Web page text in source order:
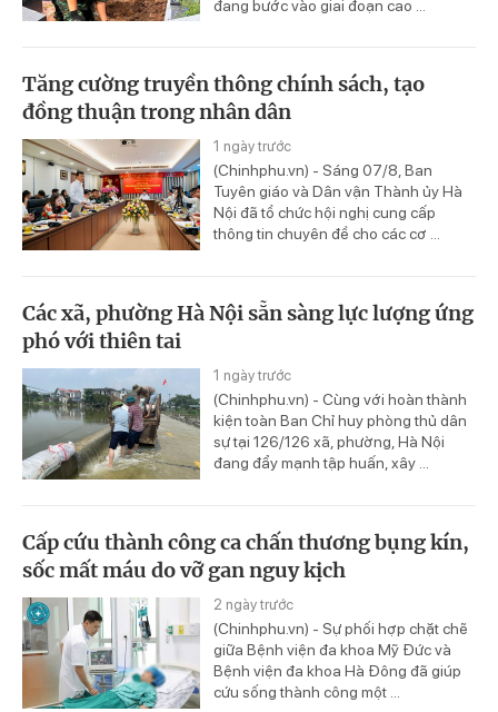
đang bước vào giai đoạn cao ...
Tăng cường truyền thông chính sách, tạo
đồng thuận trong nhân dân
1 ngày trước
(Chinhphu.vn) - Sáng 07/8, Ban
Tuyên giáo và Dân vận Thành ủy Hà
Nội đã tổ chức hội nghị cung cấp
thông tin chuyên đề cho các cơ ...
Các xã, phường Hà Nội sẵn sàng lực lượng ứng
phó với thiên tai
1 ngày trước
(Chinhphu.vn) - Cùng với hoàn thành
kiện toàn Ban Chỉ huy phòng thủ dân
sự tại 126/126 xã, phường, Hà Nội
đang đẩy mạnh tập huấn, xây ...
Cấp cứu thành công ca chấn thương bụng kín,
sốc mất máu do vỡ gan nguy kịch
2 ngày trước
(Chinhphu.vn) - Sự phối hợp chặt chẽ
giữa Bệnh viện đa khoa Mỹ Đức và
Bệnh viện đa khoa Hà Đông đã giúp
cứu sống thành công một ...